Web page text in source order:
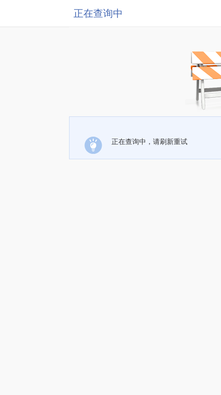
正在查询中
正在查询中，请刷新重试